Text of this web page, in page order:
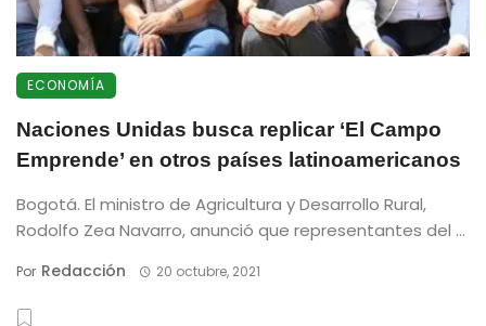
ECONOMÍA
Naciones Unidas busca replicar ‘El Campo
Emprende’ en otros países latinoamericanos
Bogotá. El ministro de Agricultura y Desarrollo Rural,
Rodolfo Zea Navarro, anunció que representantes del ...
Por Redacción 20 octubre, 2021